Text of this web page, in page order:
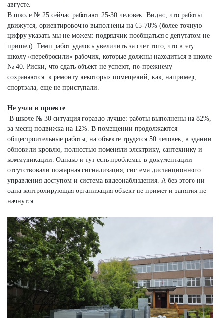
августе.
В школе № 25 сейчас работают 25-30 человек. Видно, что работы
движутся, ориентировочно выполнены на 65-70% (более точную
цифру указать мы не можем: подрядчик пообщаться с депутатом не
пришел). Темп работ удалось увеличить за счет того, что в эту
школу «перебросили» рабочих, которые должны находиться в школе
№ 40. Риски, что сдать объект не успеют, по-прежнему
сохраняются: к ремонту некоторых помещений, как, например,
спортзала, еще не приступали.
Не учли в проекте
В школе № 30 ситуация гораздо лучше: работы выполнены на 82%,
за месяц подвижка на 12%. В помещении продолжаются
общестроительные работы, на объекте трудятся 50 человек, в здании
обновили кровлю, полностью поменяли электрику, сантехнику и
коммуникации. Однако и тут есть проблемы: в документации
отсутствовали пожарная сигнализация, система дистанционного
управления доступом и система видеонаблюдения. А без этого ни
одна контролирующая организация объект не примет и занятия не
начнутся.